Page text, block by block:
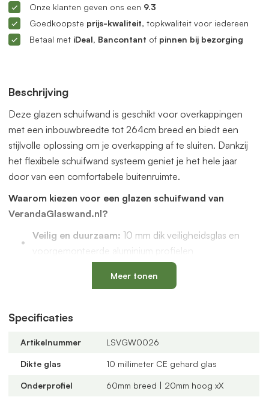
Beschrijving
Deze glazen schuifwand is geschikt voor overkappingen
met een inbouwbreedte tot 264cm breed en biedt een
stijlvolle oplossing om je overkapping af te sluiten. Dankzij
het flexibele schuifwand systeem geniet je het hele jaar
door van een comfortabele buitenruimte.
Waarom kiezen voor een glazen schuifwand van
VerandaGlaswand.nl?
Veilig en duurzaam: 10 mm dik veiligheidsglas en
voorgemonteerde aluminium profielen
met een vervangbaar loopspoor,
geïntegreerde waterafvoer en verkrijgbaar in antraciet
Verstelbare kunststof wielen
Altijd passend bij jouw veranda
verschillende maten, glastypes en steellook
U-profielen met tochtborstelsvoor een tochtvrije
Meer tonen
Specificaties
Artikelnummer LSVGW0026
Dikte glas 10 millimeter CE gehard glas
Onderprofiel 60mm breed | 20mm hoog xX
Onze klanten geven ons een 9.3
Goedkoopste prijs-kwaliteit, topkwaliteit voor iedereen
Betaal met iDeal, Bancontant of pinnen bij bezorging